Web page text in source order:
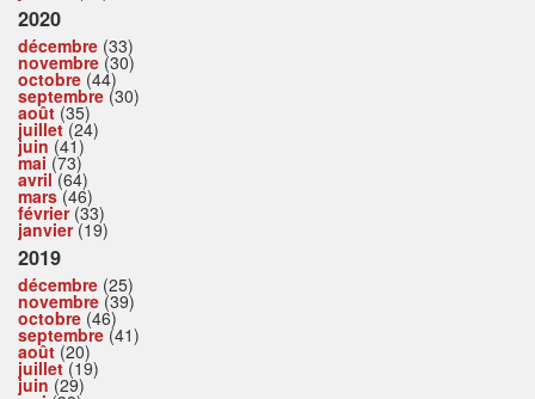
2020
décembre (33)
novembre (30)
octobre (44)
septembre (30)
août (35)
juillet(24)
juin (41)
mai (73)
avril(64)
mars(46)
février(33)
janvier(19)
2019
décembre (25)
novembre (39)
octobre (46)
septembre (41)
août (20)
juillet(19)
juin (29)